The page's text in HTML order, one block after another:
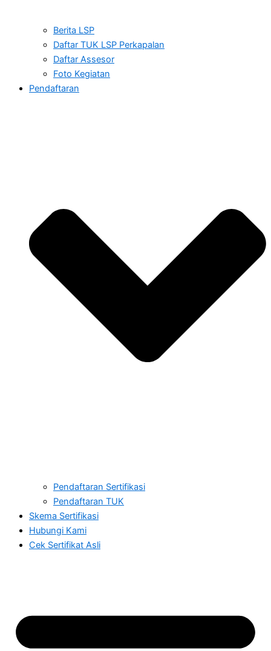
Berita LSP
Daftar TUK LSP Perkapalan
Daftar Assesor
Foto Kegiatan
Pendaftaran
Pendaftaran Sertifikasi
Pendaftaran TUK
Skema Sertifikasi
Hubungi Kami
Cek Sertifikat Asli